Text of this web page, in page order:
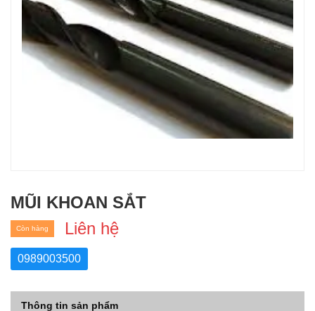
MŨI KHOAN SẮT
Liên hệ
Còn hàng
0989003500
Thông tin sản phẩm